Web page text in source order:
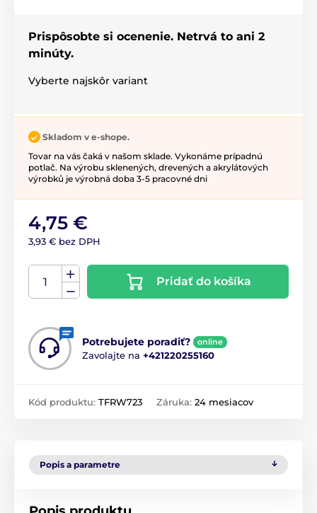
Prispôsobte si ocenenie. Netrvá to ani 2
minúty.
Vyberte najskôr variant
Skladom v e-shope.
Tovar na vás čaká v našom sklade. Vykonáme prípadnú
potlač. Na výrobu sklenených, drevených a akrylátových
výrobků je výrobná doba 3-5 pracovné dni
4,75 €
3,93 € bez DPH
Pridať do košíka
Potrebujete poradiť? online
Zavolajte na +421220255160
Kód produktu: TFRW723 Záruka: 24 mesiacov
Popis a parametre